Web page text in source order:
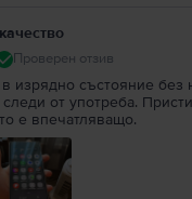
Проверен отзив
изрядно състояние без
от употреба.
е впечатляващо.